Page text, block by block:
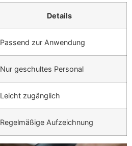
Details
Passend zur Anwendung
Nur geschultes Personal
Leicht zugänglich
Regelmäßige Aufzeichnung